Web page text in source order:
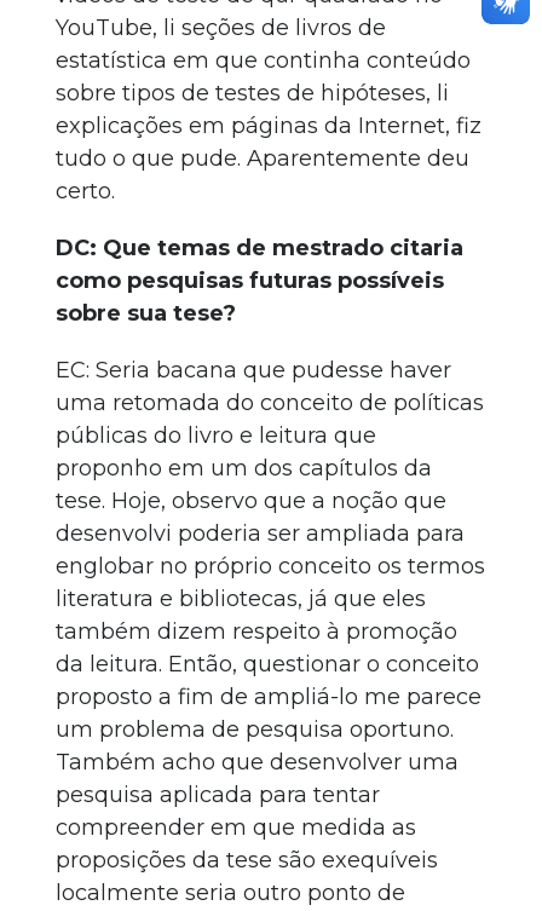
YouTube, li seções de livros de
estatística em que continha conteúdo
sobre tipos de testes de hipóteses, li
explicações em páginas da Internet, fiz
tudo o que pude. Aparentemente deu
certo.
DC: Que temas de mestrado citaria
como pesquisas futuras possíveis
sobre sua tese?
EC: Seria bacana que pudesse haver
uma retomada do conceito de políticas
públicas do livro e leitura que
proponho em um dos capítulos da
tese. Hoje, observo que a noção que
desenvolvi poderia ser ampliada para
englobar no próprio conceito os termos
literatura e bibliotecas, já que eles
também dizem respeito à promoção
da leitura. Então, questionar o conceito
proposto a fim de ampliá-lo me parece
um problema de pesquisa oportuno.
Também acho que desenvolver uma
pesquisa aplicada para tentar
compreender em que medida as
proposições da tese são exequíveis
localmente seria outro ponto de